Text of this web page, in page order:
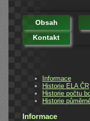
Obsah
Kontakt
Informace
Historie ELA ČR
Historie počtu
Historie
Informace